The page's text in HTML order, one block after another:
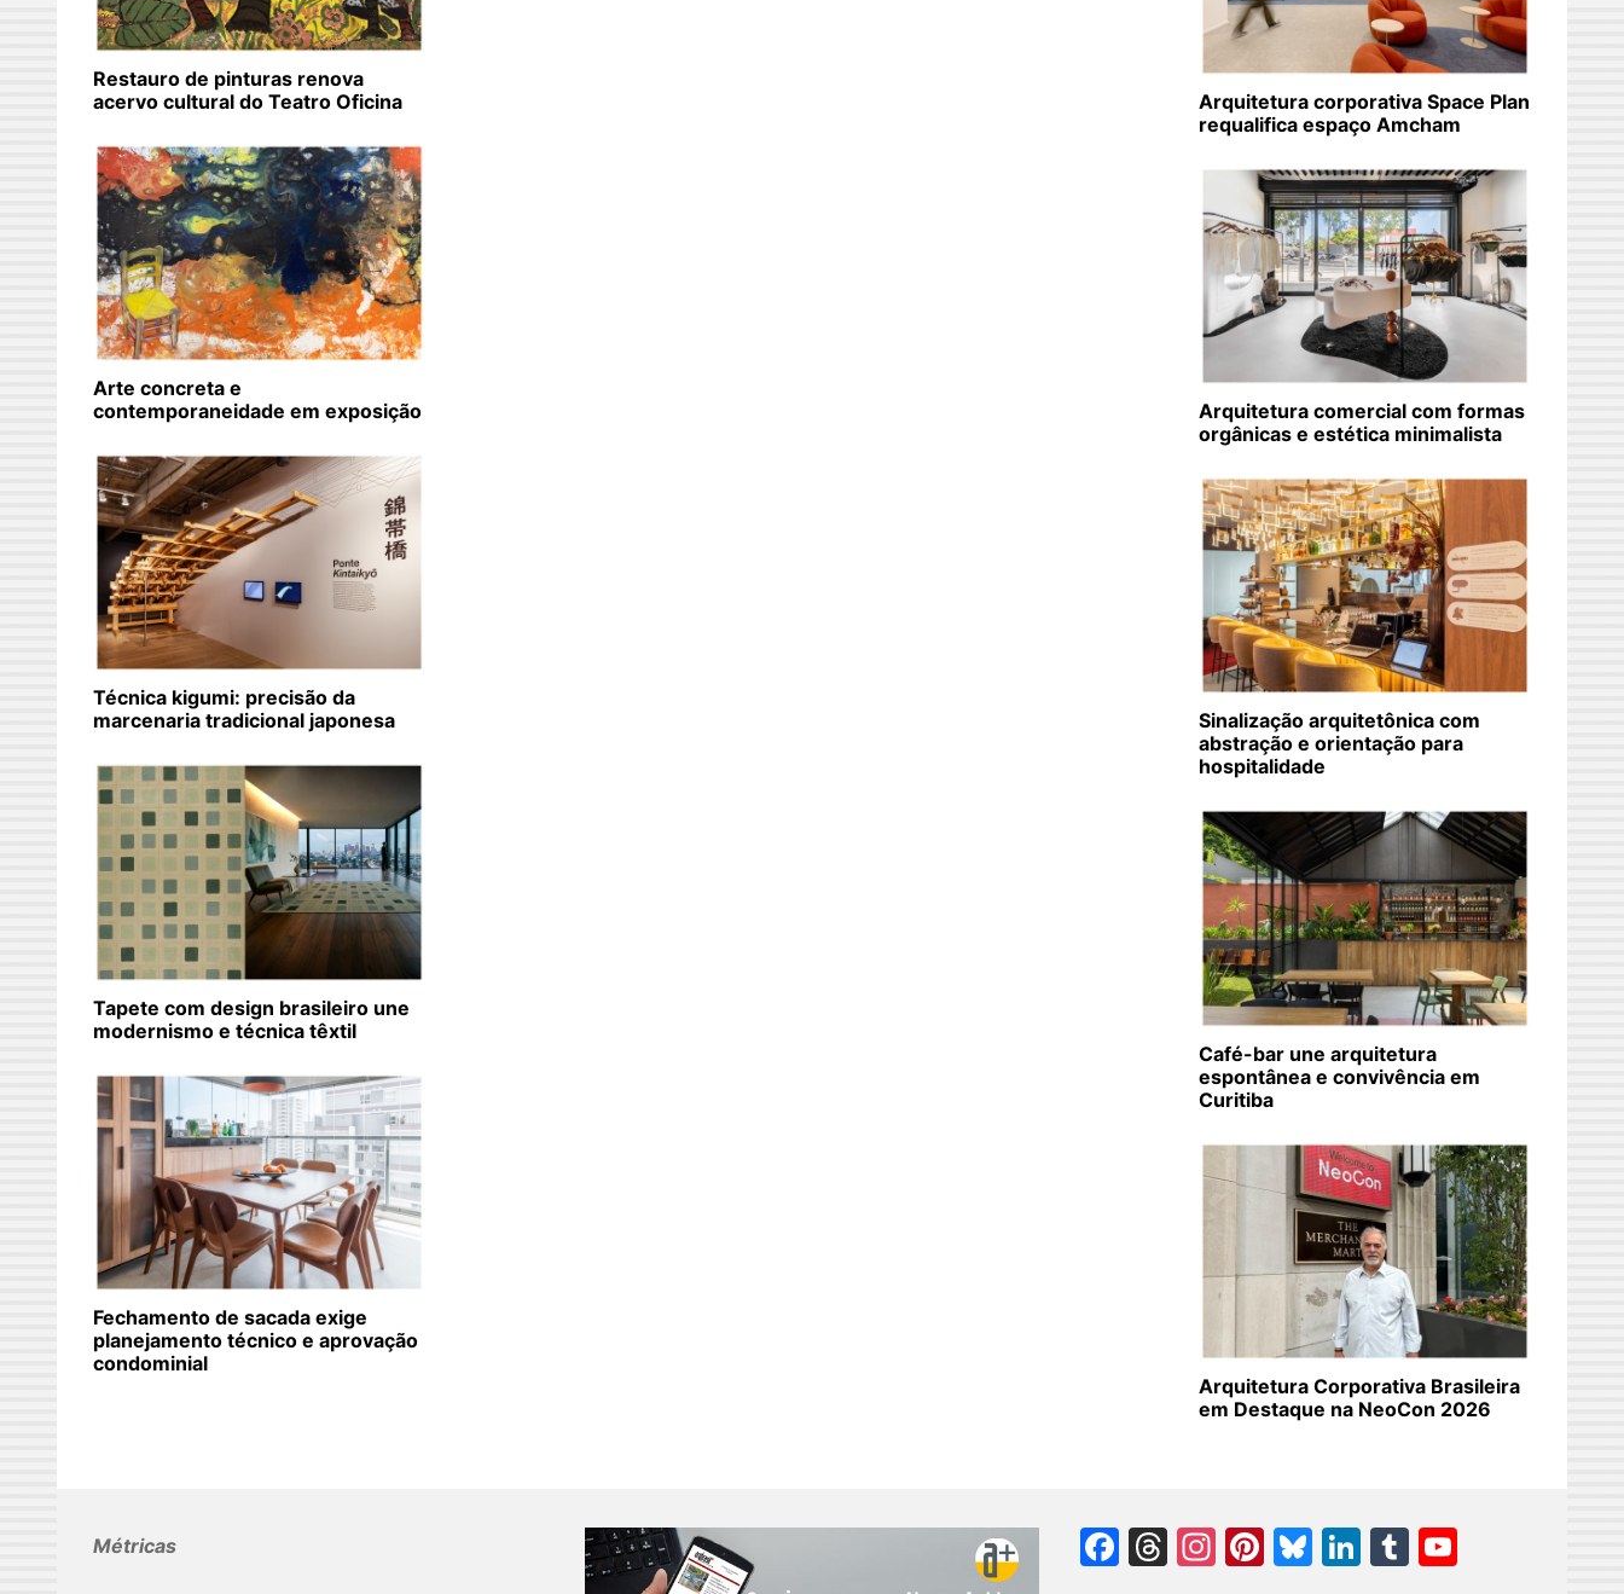
Restauro de pinturas renova
acervo cultural do Teatro Oficina
Arte concreta e
contemporaneidade em exposição
Técnica kigumi: precisão da
marcenaria tradicional japonesa
Tapete com design brasileiro une
modernismo e técnica têxtil
Fechamento de sacada exige
planejamento técnico e aprovação
condominial
Arquitetura corporativa Space Plan
requalifica espaço Amcham
Arquitetura comercial com formas
orgânicas e estética minimalista
Sinalização arquitetônica com
abstração e orientação para
hospitalidade
Café-bar une arquitetura
espontânea e convivência em
Curitiba
Arquitetura Corporativa Brasileira
em Destaque na NeoCon 2026
Métricas Facebook
Threads
Instagram
Pinterest
Bluesky
LinkedIn
Tumblr